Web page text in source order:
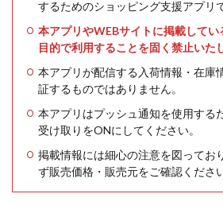
するためのショッピング支援アプリ
本アプリやWEBサイトに掲載して
目的で利用することを固く禁止いた
本アプリが配信する入荷情報・在庫
証するものではありません。
本アプリはプッシュ通知を使用する
受け取りをONにしてください。
掲載情報には細心の注意を図ってお
ず販売価格・販売元をご確認ください